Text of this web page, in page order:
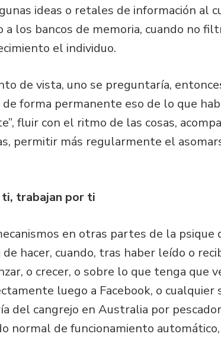
ideas o retales de información al
a los bancos de memoria, cuando no
el individuo.
de vista, uno se preguntaría,
forma permanente eso de lo que
fluir con el ritmo de las cosas,
permitir más regularmente el
trabajan por ti
en otras partes de la psique
hacer, cuando, tras haber leído o
o crecer, o sobre lo que tenga que
luego a Facebook, o
del cangrejo en Australia por
normal de funcionamiento